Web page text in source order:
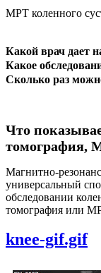
МРТ коленного
Какой врач дает
Какое
Сколько раз
Что
томография,
Магнитно-
универсальный
обследовании
томография или
knee-gif.gif